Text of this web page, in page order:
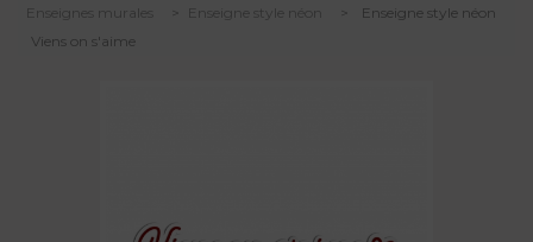
Enseignes murales
Enseigne style néon
Enseigne style néon
Viens on s'aime